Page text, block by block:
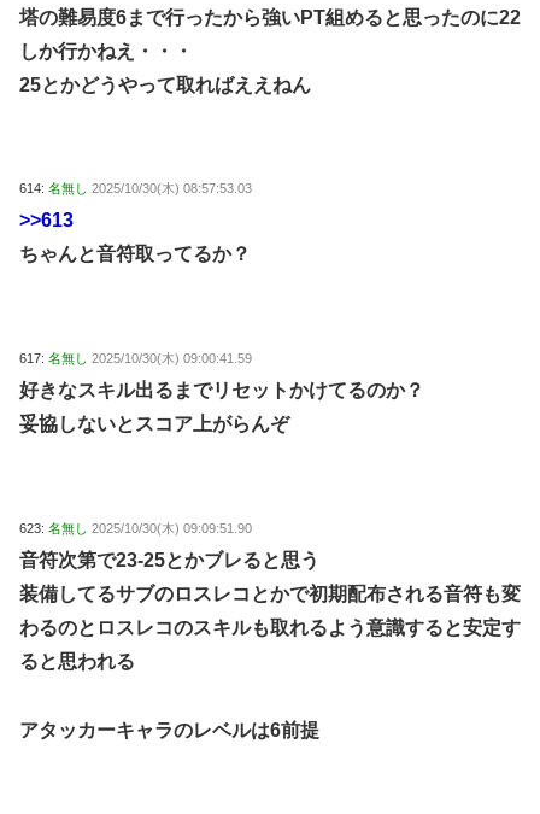
塔の難易度6まで行ったから強いPT組めると思ったのに22
しか行かねえ・・・
25とかどうやって取ればええねん
614: 名無し 2025/10/30(木) 08:57:53.03
>>613
ちゃんと音符取ってるか？
617: 名無し 2025/10/30(木) 09:00:41.59
好きなスキル出るまでリセットかけてるのか？
妥協しないとスコア上がらんぞ
623: 名無し 2025/10/30(木) 09:09:51.90
音符次第で23-25とかブレると思う
装備してるサブのロスレコとかで初期配布される音符も変
わるのとロスレコのスキルも取れるよう意識すると安定す
ると思われる
アタッカーキャラのレベルは6前提